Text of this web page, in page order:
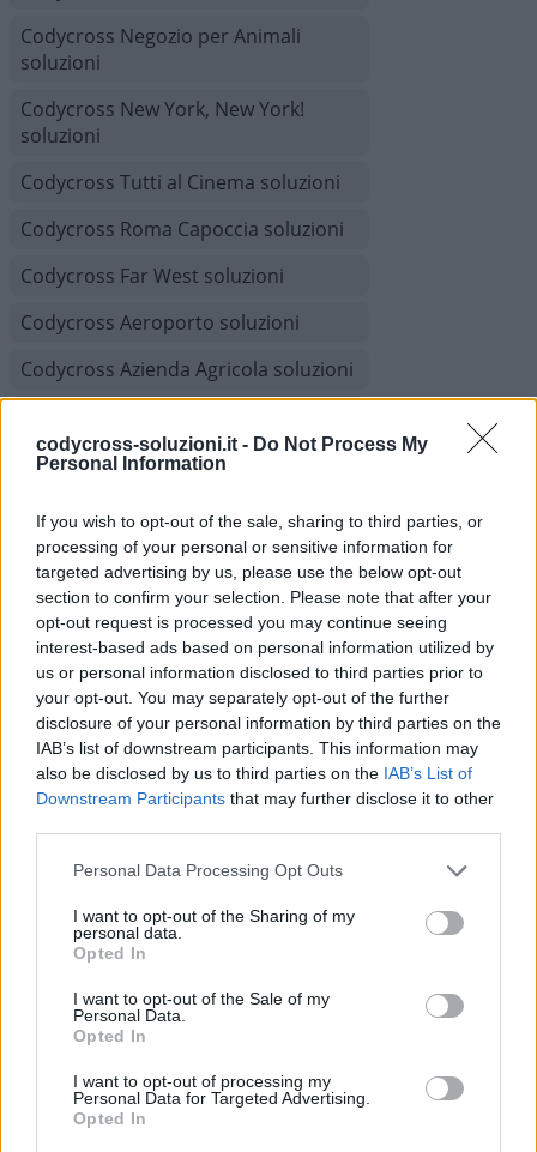
codycross-soluzioni.it - Do Not Process My
Personal Information
If you wish to opt-out of the sale, sharing to third parties, or
processing of your personal or sensitive information for
targeted advertising by us, please use the below opt-out
section to confirm your selection. Please note that after your
opt-out request is processed you may continue seeing
interest-based ads based on personal information utilized by
us or personal information disclosed to third parties prior to
your opt-out. You may separately opt-out of the further
disclosure of your personal information by third parties on the
IAB’s list of downstream participants. This information may
also be disclosed by us to third parties on the IAB’s List of
Downstream Participants that may further disclose it to other
Personal Data Processing Opt Outs
I want to opt-out of the Sharing of my
personal data.
Opted In
I want to opt-out of the Sale of my
Personal Data.
Opted In
I want to opt-out of processing my
Personal Data for Targeted Advertising.
Opted In
Codycross Negozio per Animali
soluzioni
Codycross New York, New York!
soluzioni
Codycross Tutti al Cinema soluzioni
Codycross Roma Capoccia soluzioni
Codycross Far West soluzioni
Codycross Aeroporto soluzioni
Codycross Azienda Agricola soluzioni
Codycross Grandi Magazzini
Codycross Sfilata di Moda soluzioni
Codycross Villaggio Turistico
soluzioni
Codycross Benvenuti in Giappone
soluzioni
Codycross Auditorium soluzioni
Codycross Studi televisivi soluzioni
Codycross In crociera soluzioni
Codycross Grecia soluzioni
Codycross Com’è Piccolo il Mondo!
soluzioni
Codycross Viaggio in Treno soluzioni
Codycross Museo d'Arte soluzioni
Codycross A tutta acqua soluzioni